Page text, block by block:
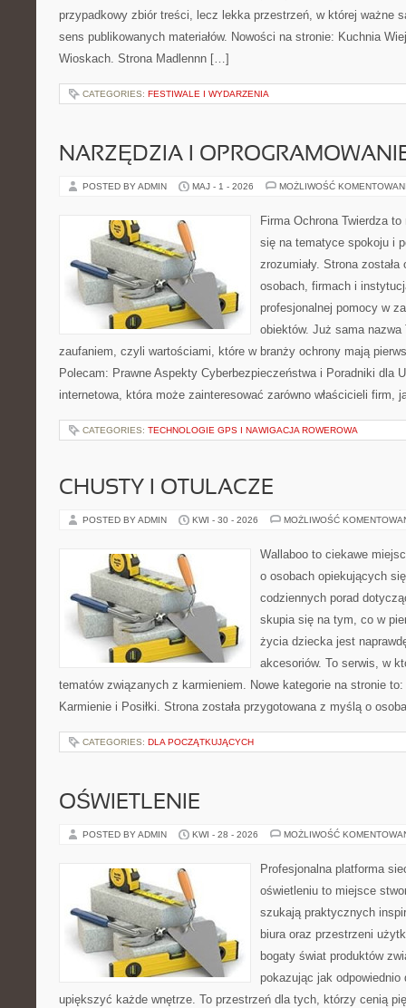
przypadkowy zbiór treści, lecz lekka przestrzeń, w której ważne
sens publikowanych materiałów. Nowości na stronie: Kuchnia
Wioskach. Strona Madlennn […]
CATEGORIES: FESTIWALE I WYDARZENIA
NARZĘDZIA I
POSTED BY ADMIN MAJ - 1 - 2026 MOŻLIWOŚĆ
Firma Ochrona Twierdza
się na tematyce spokoju i
zrozumiały. Strona
osobach, firmach i
profesjonalnej pomocy w
obiektów. Już sama
zaufaniem, czyli wartościami, które w branży ochrony mają
Polecam: Prawne Aspekty Cyberbezpieczeństwa i Poradniki dla
internetowa, która może zainteresować zarówno właścicieli firm,
CATEGORIES: TECHNOLOGIE GPS I NAWIGACJA ROWEROWA
CHUSTY I OTULACZE
POSTED BY ADMIN KWI - 30 - 2026 MOŻLIWOŚĆ
Wallaboo to ciekawe
o osobach opiekujących
codziennych porad
skupia się na tym, co w
życia dziecka jest
akcesoriów. To serwis, w
tematów związanych z karmieniem. Nowe kategorie na stronie
Karmienie i Posiłki. Strona została przygotowana z myślą o
CATEGORIES: DLA POCZĄTKUJĄCYCH
OŚWIETLENIE
POSTED BY ADMIN KWI - 28 - 2026 MOŻLIWOŚĆ
Profesjonalna platforma
oświetleniu to miejsce
szukają praktycznych
biura oraz przestrzeni
bogaty świat produktów
pokazując jak odpowiednio
upiększyć każde wnętrze. To przestrzeń dla tych, którzy cenią